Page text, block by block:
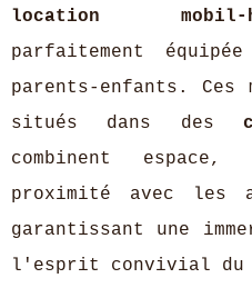
location
parfaitement
parents-enfants. Ces
situés dans des
combinent
proximité avec les
garantissant une
l'esprit convivial du